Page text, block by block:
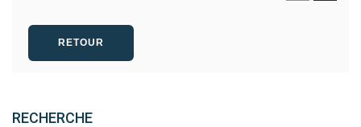
RETOUR
RECHERCHE